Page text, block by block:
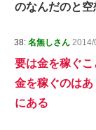
のなんだのと
38: 名無しさん 2014/
要は金を稼ぐ
金を稼ぐのは
にある